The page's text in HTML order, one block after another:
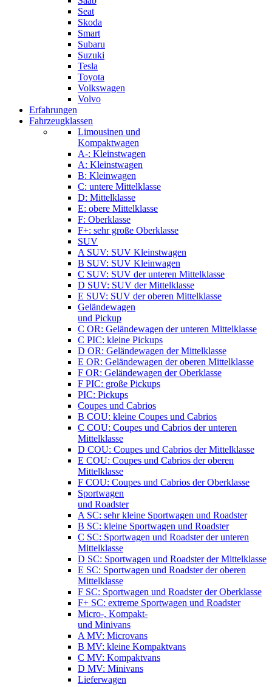
Seat
Skoda
Smart
Subaru
Suzuki
Tesla
Toyota
Volkswagen
Volvo
Erfahrungen
Fahrzeugklassen
Limousinen und
Kompaktwagen
A-: Kleinstwagen
A: Kleinstwagen
B: Kleinwagen
C: untere Mittelklasse
D: Mittelklasse
E: obere Mittelklasse
F: Oberklasse
F+: sehr große Oberklasse
SUV
A SUV: SUV Kleinstwagen
B SUV: SUV Kleinwagen
C SUV: SUV der unteren Mittelklasse
D SUV: SUV der Mittelklasse
E SUV: SUV der oberen Mittelklasse
Geländewagen
und Pickup
C OR: Geländewagen der unteren Mittelklasse
C PIC: kleine Pickups
D OR: Geländewagen der Mittelklasse
E OR: Geländewagen der oberen Mittelklasse
F OR: Geländewagen der Oberklasse
F PIC: große Pickups
PIC: Pickups
Coupes und Cabrios
B COU: kleine Coupes und Cabrios
C COU: Coupes und Cabrios der unteren
Mittelklasse
D COU: Coupes und Cabrios der Mittelklasse
E COU: Coupes und Cabrios der oberen
Mittelklasse
F COU: Coupes und Cabrios der Oberklasse
Sportwagen
und Roadster
A SC: sehr kleine Sportwagen und Roadster
B SC: kleine Sportwagen und Roadster
C SC: Sportwagen und Roadster der unteren
Mittelklasse
D SC: Sportwagen und Roadster der Mittelklasse
E SC: Sportwagen und Roadster der oberen
Mittelklasse
F SC: Sportwagen und Roadster der Oberklasse
F+ SC: extreme Sportwagen und Roadster
Micro-, Kompakt-
und Minivans
A MV: Microvans
B MV: kleine Kompaktvans
C MV: Kompaktvans
D MV: Minivans
Lieferwagen